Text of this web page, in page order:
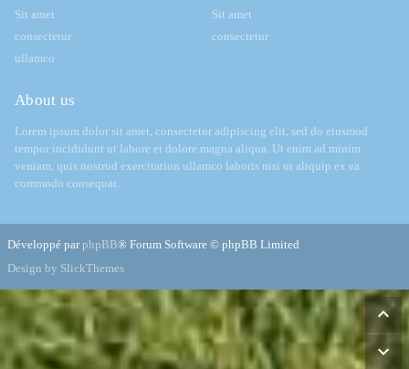
Sit amet
consectetur
ullamco
Sit amet
consectetur
About us
Lorem ipsum dolor sit amet, consectetur adipiscing elit, sed do eiusmod
tempor incididunt ut labore et dolore magna aliqua. Ut enim ad minim
veniam, quis nostrud exercitation ullamco laboris nisi ut aliquip ex ea
commodo consequat.
Développé parphpBB® Forum Software © phpBB Limited
Design by SlickThemes